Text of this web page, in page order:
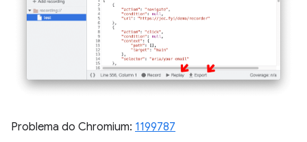
Problema do Chromium: 1199787